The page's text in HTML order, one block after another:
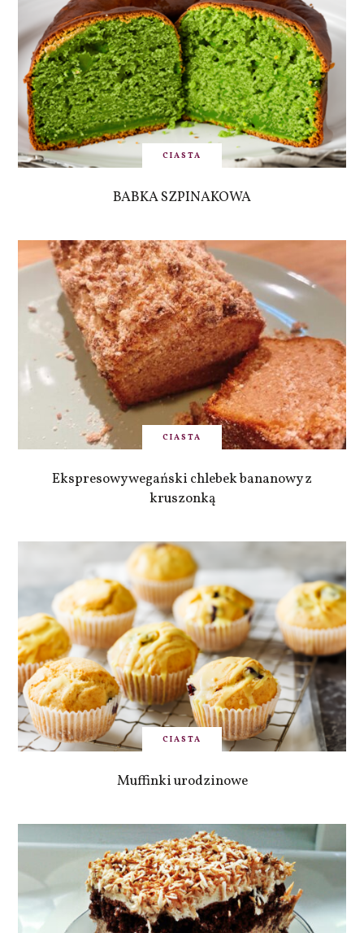
CIASTA
BABKA SZPINAKOWA
CIASTA
Ekspresowy wegański chlebek bananowy z
kruszonką
CIASTA
Muffinki urodzinowe